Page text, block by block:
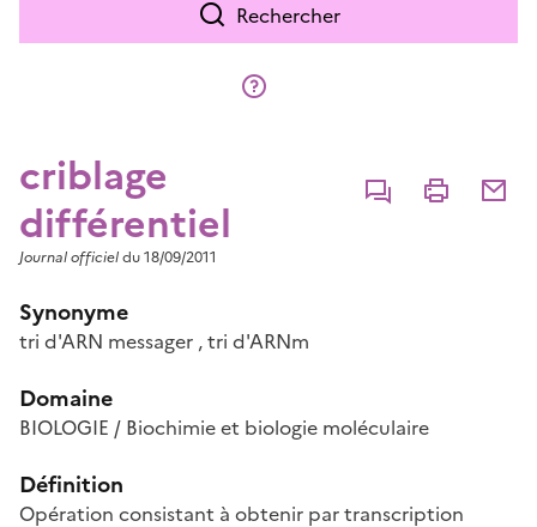
Rechercher
criblage
différentiel
CommenterImprimer
Journal officieldu 18/09/2011
Synonyme
tri d'ARN messager ,tri d'ARNm
Domaine
BIOLOGIE / Biochimie et biologie moléculaire
Définition
Opération consistant à obtenir par transcription